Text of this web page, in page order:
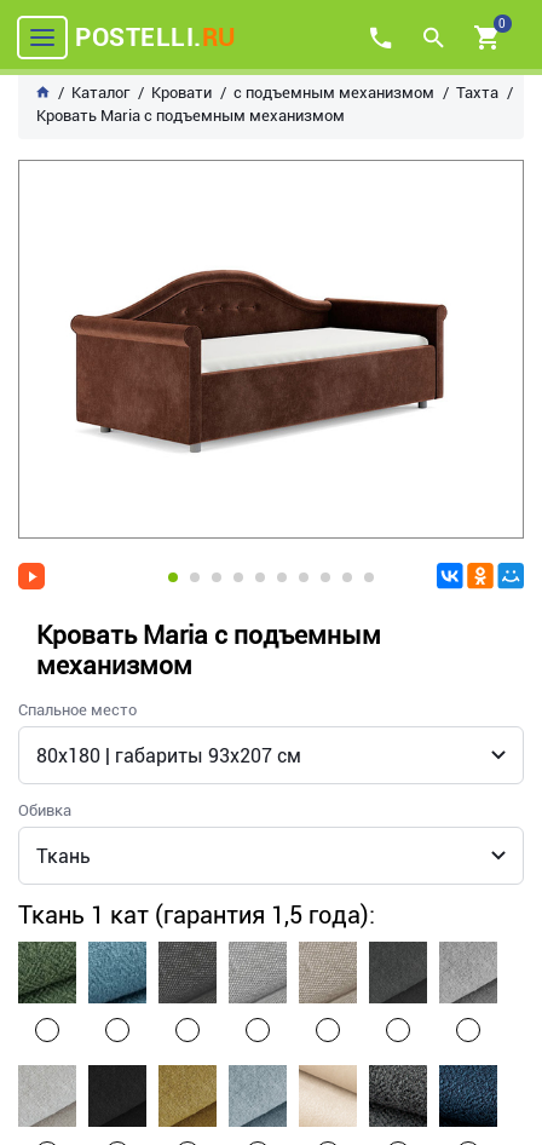
POSTELLI.RU 0
Каталог Кровати с подъемным механизмом
Тахта
Кровать Maria с подъемным механизмом
Кровать Maria с подъемным
механизмом
Спальное место
Обивка
Ткань 1 кат (гарантия 1,5 года):